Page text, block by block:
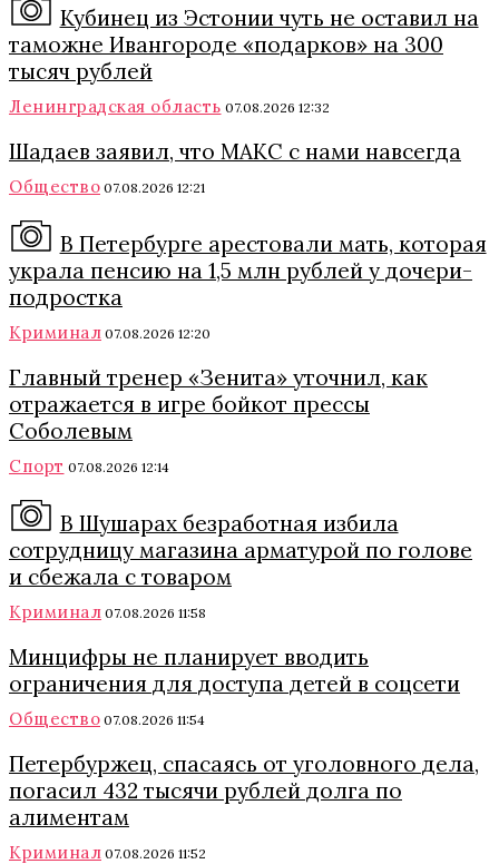
Кубинец из Эстонии чуть не оставил на
таможне Ивангороде «подарков» на 300
тысяч рублей
Ленинградская область 07.08.2026 12:32
Шадаев заявил, что МАКС с нами навсегда
Общество 07.08.2026 12:21
В Петербурге арестовали мать, которая
украла пенсию на 1,5 млн рублей у дочери-
подростка
Криминал 07.08.2026 12:20
Главный тренер «Зенита» уточнил, как
отражается в игре бойкот прессы
Соболевым
Спорт 07.08.2026 12:14
В Шушарах безработная избила
сотрудницу магазина арматурой по голове
и сбежала с товаром
Криминал 07.08.2026 11:58
Минцифры не планирует вводить
ограничения для доступа детей в соцсети
Общество 07.08.2026 11:54
Петербуржец, спасаясь от уголовного дела,
погасил 432 тысячи рублей долга по
алиментам
Криминал 07.08.2026 11:52